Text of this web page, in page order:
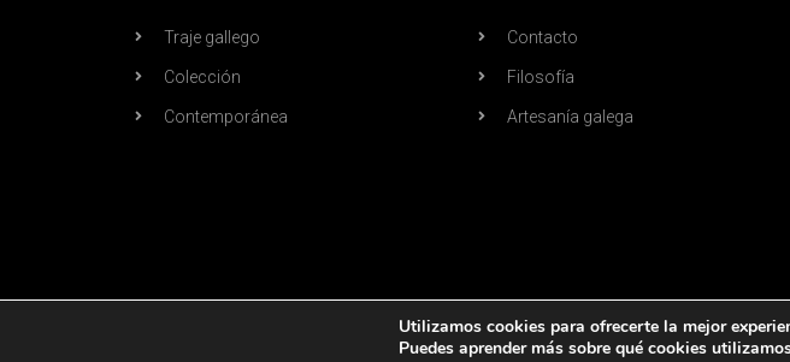
Traje gallego
Colección
Contemporánea
Contacto
Filosofía
Artesanía galega
© Todos los
Utilizamos cookies para ofrecerte la mejor
Puedes aprender más sobre qué cookies